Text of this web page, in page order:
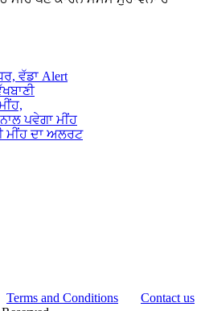
ਵੱਡਾ Alert
ਪਵੇਗਾ ਮੀਂਹ
ਮੀਂਹ ਦਾ ਅਲਰਟ
Terms and Conditions
Contact us